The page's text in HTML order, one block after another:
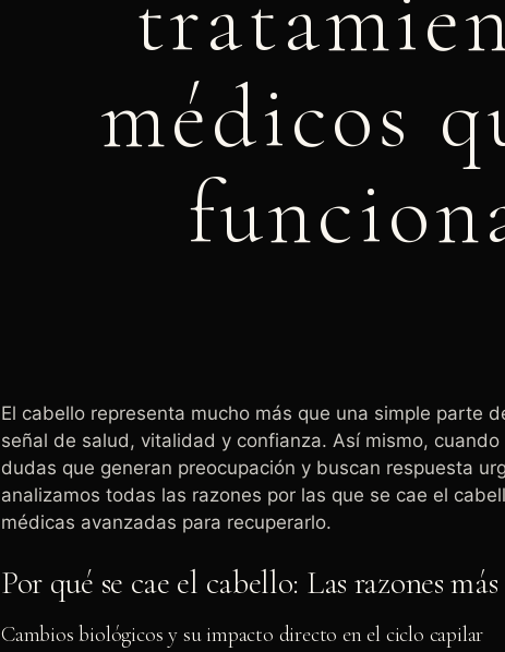
médicos
El cabello representa mucho más que una simple parte
señal de salud, vitalidad y confianza. Así mismo,
dudas que generan preocupación y buscan respuesta
analizamos todas las razones por las que se cae el
médicas avanzadas para recuperarlo.
Por qué se cae el cabello: Las razones
Cambios biológicos y su impacto directo en el ciclo capilar